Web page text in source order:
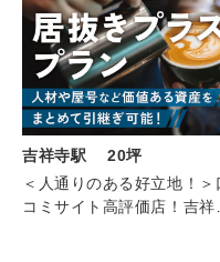
吉祥寺駅 20坪
＜人通りのある好立地！＞
コミサイト高評価店！吉祥